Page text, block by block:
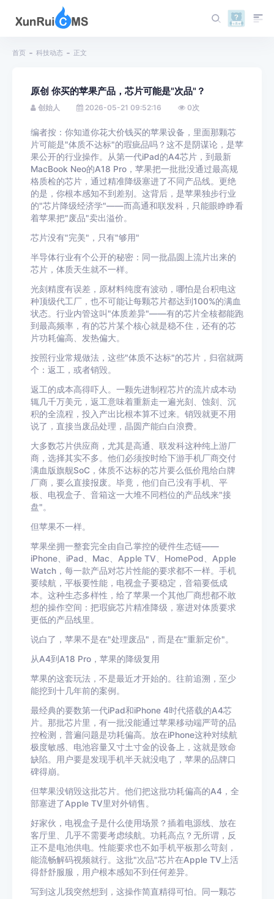
首页 科技动态 正文
原创 你买的苹果产品，芯片可能是"次品"？
创始人 2026-05-21 09:52:16 0次
编者按：你知道你花大价钱买的苹果设备，里面那颗芯
片可能是"体质不达标"的瑕疵品吗？这不是阴谋论，是苹
果公开的行业操作。从第一代iPad的A4芯片，到最新
MacBook Neo的A18 Pro，苹果把一批批没通过最高规
格质检的芯片，通过精准降级塞进了不同产品线。更绝
的是，你根本感知不到差别。这背后，是苹果独步行业
的"芯片降级经济学"——而高通和联发科，只能眼睁睁看
着苹果把"废品"卖出溢价。
芯片没有"完美"，只有"够用"
半导体行业有个公开的秘密：同一批晶圆上流片出来的
芯片，体质天生就不一样。
光刻精度有误差，原材料纯度有波动，哪怕是台积电这
种顶级代工厂，也不可能让每颗芯片都达到100%的满血
状态。行业内管这叫"体质差异"——有的芯片全核都能跑
到最高频率，有的芯片某个核心就是稳不住，还有的芯
片功耗偏高、发热偏大。
按照行业常规做法，这些"体质不达标"的芯片，归宿就两
个：返工，或者销毁。
返工的成本高得吓人。一颗先进制程芯片的流片成本动
辄几千万美元，返工意味着重新走一遍光刻、蚀刻、沉
积的全流程，投入产出比根本算不过来。销毁就更不用
说了，直接当废品处理，晶圆产能白白浪费。
大多数芯片供应商，尤其是高通、联发科这种纯上游厂
商，选择其实不多。他们必须按时给下游手机厂商交付
满血版旗舰SoC，体质不达标的芯片要么低价甩给白牌
厂商，要么直接报废。毕竟，他们自己没有手机、平
板、电视盒子、音箱这一大堆不同档位的产品线来"接
盘"。
但苹果不一样。
苹果坐拥一整套完全由自己掌控的硬件生态链——
iPhone、iPad、Mac、Apple TV、HomePod、Apple
Watch，每一款产品对芯片性能的要求都不一样。手机
要续航，平板要性能，电视盒子要稳定，音箱要低成
本。这种生态多样性，给了苹果一个其他厂商想都不敢
想的操作空间：把瑕疵芯片精准降级，塞进对体质要求
更低的产品线里。
说白了，苹果不是在"处理废品"，而是在"重新定价"。
从A4到A18 Pro，苹果的降级复用
苹果的这套玩法，不是最近才开始的。往前追溯，至少
能挖到十几年前的案例。
最经典的要数第一代iPad和iPhone 4时代搭载的A4芯
片。那批芯片里，有一批没能通过苹果移动端严苛的品
控检测，普遍问题是功耗偏高。放在iPhone这种对续航
极度敏感、电池容量又寸土寸金的设备上，这就是致命
缺陷。用户要是发现手机半天就没电了，苹果的品牌口
碑得崩。
但苹果没销毁这批芯片。他们把这批功耗偏高的A4，全
部塞进了Apple TV里对外销售。
好家伙，电视盒子是什么使用场景？插着电源线、放在
客厅里、几乎不需要考虑续航。功耗高点？无所谓，反
正不是电池供电。性能要求也不如手机平板那么苛刻，
能流畅解码视频就行。这批"次品"芯片在Apple TV上活
得舒舒服服，用户根本感知不到任何差异。
写到这儿我突然想到，这操作简直精得可怕。同一颗芯